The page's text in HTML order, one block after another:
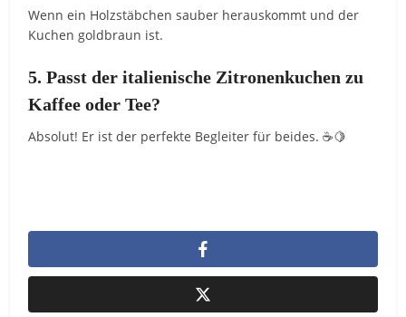
Wenn ein Holzstäbchen sauber herauskommt und der
Kuchen goldbraun ist.
5. Passt der italienische Zitronenkuchen zu
Kaffee oder Tee?
Absolut! Er ist der perfekte Begleiter für beides. ☕🍋